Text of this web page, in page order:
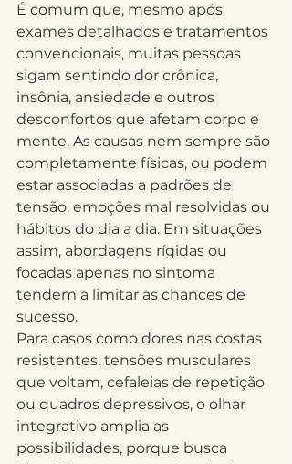
É comum que, mesmo após
exames detalhados e tratamentos
convencionais, muitas pessoas
sigam sentindo dor crônica,
insônia, ansiedade e outros
desconfortos que afetam corpo e
mente. As causas nem sempre são
completamente físicas, ou podem
estar associadas a padrões de
tensão, emoções mal resolvidas ou
hábitos do dia a dia. Em situações
assim, abordagens rígidas ou
focadas apenas no sintoma
tendem a limitar as chances de
sucesso.
Para casos como dores nas costas
resistentes, tensões musculares
que voltam, cefaleias de repetição
ou quadros depressivos, o olhar
integrativo amplia as
possibilidades, porque busca